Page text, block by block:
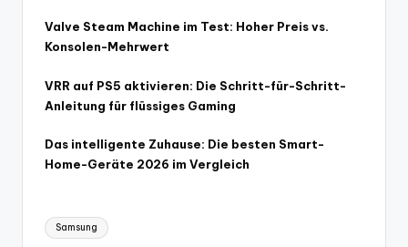
Valve Steam Machine im Test: Hoher Preis vs.
Konsolen-Mehrwert
VRR auf PS5 aktivieren: Die Schritt-für-Schritt-
Anleitung für flüssiges Gaming
Das intelligente Zuhause: Die besten Smart-
Home-Geräte 2026 im Vergleich
Tags:
Samsung